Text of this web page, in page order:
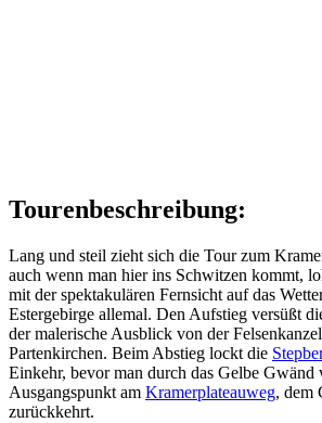
Tourenbeschreibung:
Lang und steil zieht sich die Tour zum
auch wenn man hier ins Schwitzen kommt,
mit der spektakulären Fernsicht auf das
Estergebirge allemal. Den Aufstieg versüßt
der malerische Ausblick von der
Partenkirchen. Beim Abstieg lockt die
Einkehr, bevor man durch das Gelbe Gwänd
Ausgangspunkt am Kramerplateauweg, dem
zurückkehrt.